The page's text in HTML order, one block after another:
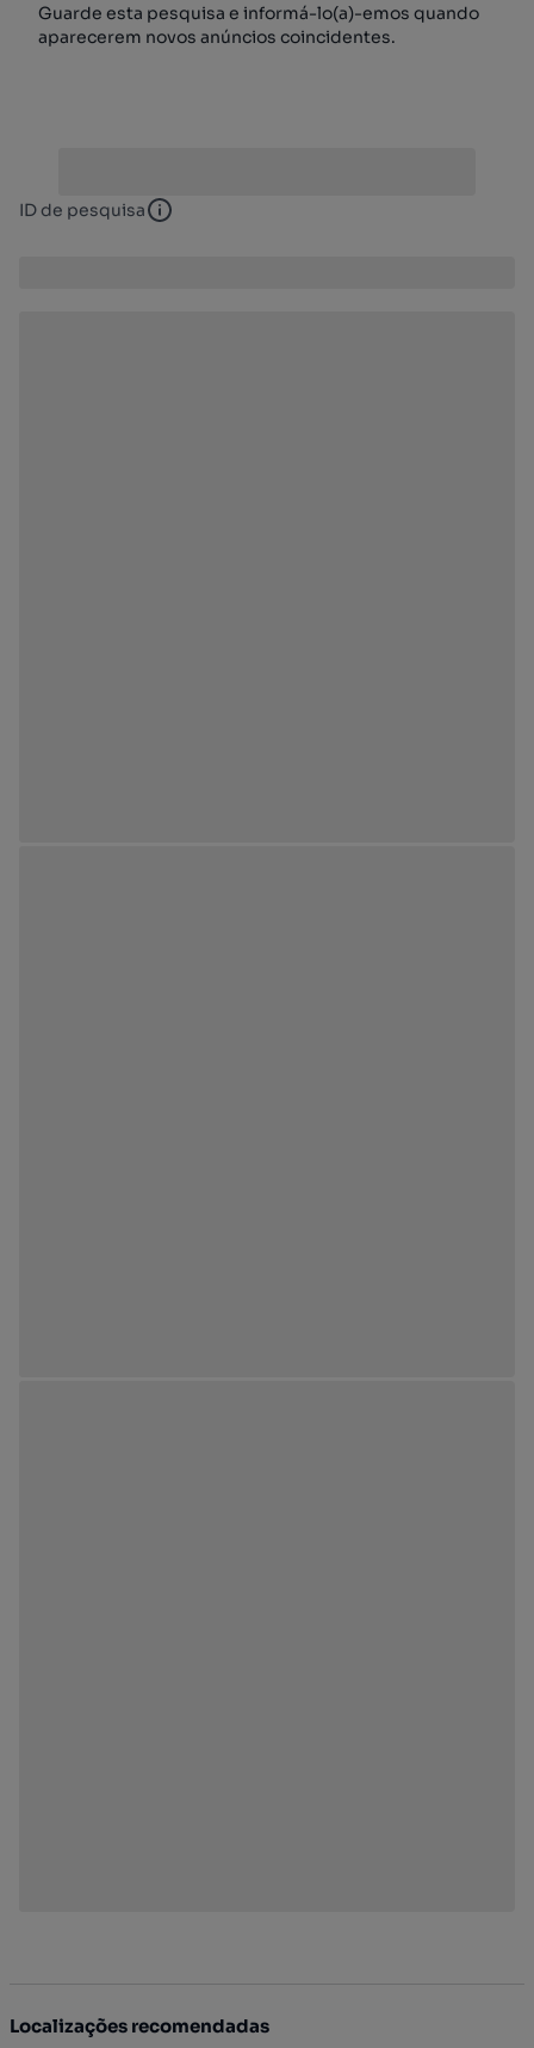
Guarde esta pesquisa e informá-lo(a)-emos quando
aparecerem novos anúncios coincidentes.
ID de pesquisa ID de pesquisa
Localizações recomendadas